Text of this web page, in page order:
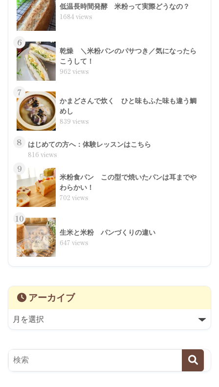
低温長時間発酵 米粉って実際どうなの？
1684 views
6
乾燥 ＼米粉パンのパサつき／気になったら
こうして！
962 views
7
かまどさんで炊く ひと味もふた味も違う鯛
めし
839 views
8 はじめての方へ：体験レッスンはこちら
816 views
9
米粉食パン この型で焼いたパンは耳までや
わらかい！
702 views
10
生米と米粉 パンづくりの違い
647 views
アーカイブ